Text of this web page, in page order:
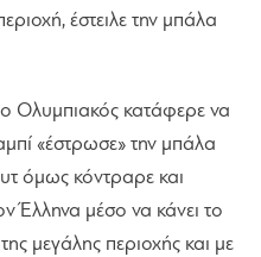
έστειλε την μπάλα
Ολυμπιακός κατάφερε να
«έστρωσε» την μπάλα
όμως κόντραρε και
Έλληνα μέσο να κάνει το
μεγάλης περιοχής και με